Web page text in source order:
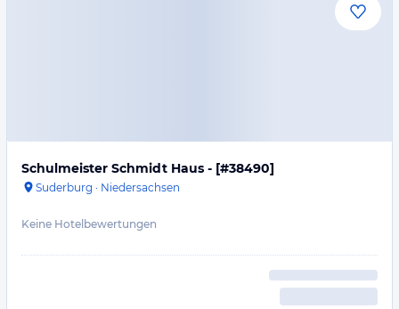
Schulmeister Schmidt Haus - [#38490]
Suderburg · Niedersachsen
Keine Hotelbewertungen